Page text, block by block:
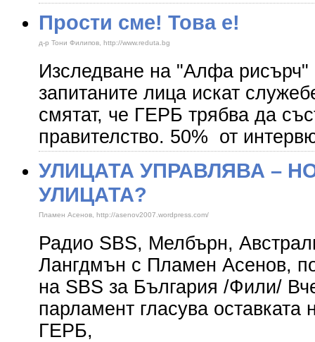
Прости сме! Това е!
д-р Тони Филипов, http://www.reduta.bg
Изследване на "Алфа рисърч"
запитаните лица искат
смятат, че ГЕРБ трябва да
правителство. 50% от
УЛИЦАТА УПРАВЛЯВА –
УЛИЦАТА?
Пламен Асенов, http://asenov2007.wordpress.com/
Радио SBS, Мелбърн,
Лангдмън с Пламен Асенов,
на SBS за България /Фили/
парламент гласува оставката
ГЕРБ,